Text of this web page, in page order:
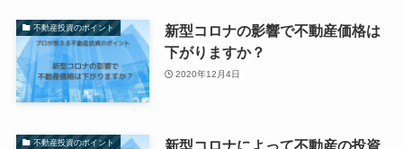
不動産投資のポイント
新型コロナの影響で不動産価格は
下がりますか？
2020年12月4日
不動産投資のポイント 新型コロナによって不動産の投資